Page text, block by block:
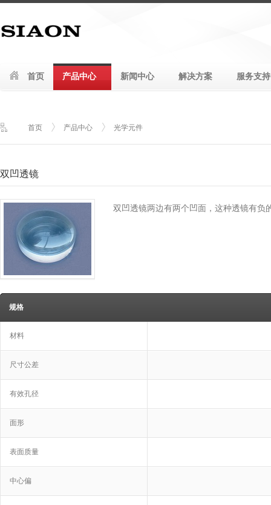
首页 产品中心 新闻中心 解决方案 服务支持
首页 产品中心 光学元件
双凹透镜
双凹透镜两边有两个凹面，这种透镜有负
规格
材料
尺寸公差
有效孔径
面形
表面质量
中心偏